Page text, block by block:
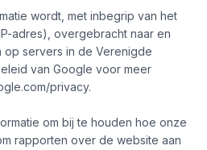
wordt, met inbegrip van het
adres), overgebracht naar en
servers in de Verenigde
van Google voor meer
privacy.
om bij te houden hoe onze
rapporten over de website aan